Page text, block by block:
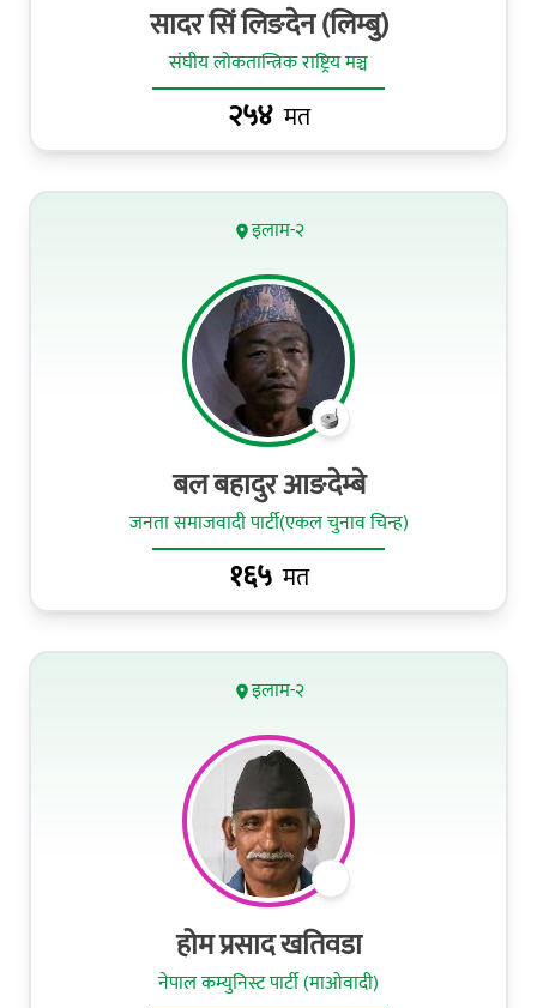
सादर सिं लिङदेन (लिम्बु)
संघीय लोकतान्त्रिक राष्ट्रिय मञ्च
२५४ मत
इलाम-२
बल बहादुर आङदेम्बे
जनता समाजवादी पार्टी(एकल चुनाव चिन्ह)
१६५ मत
इलाम-२
होम प्रसाद खतिवडा
नेपाल कम्युनिस्ट पार्टी (माओवादी)